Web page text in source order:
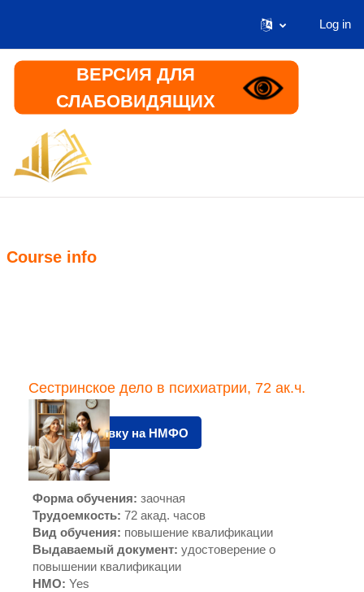
ВЕРСИЯ ДЛЯ
СЛАБОВИДЯЩИХ
Log in
Course info
Сестринское дело в психиатрии, 72 ак.ч.
Подать заявку на НМФО
Форма обучения: заочная
Трудоемкость: 72 акад. часов
Вид обучения: повышение квалификации
Выдаваемый документ: удостоверение о
повышении квалификации
НМО: Yes